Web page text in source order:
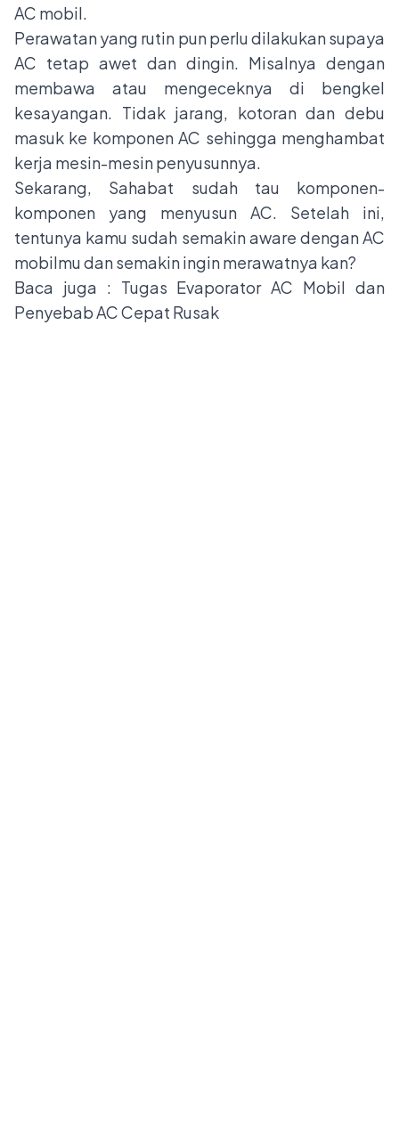
AC mobil.
Perawatan yang rutin pun perlu dilakukan supaya
AC tetap awet dan dingin. Misalnya dengan
membawa atau mengeceknya di bengkel
kesayangan. Tidak jarang, kotoran dan debu
masuk ke komponen AC sehingga menghambat
kerja mesin-mesin penyusunnya.
Sekarang, Sahabat sudah tau komponen-
komponen yang menyusun AC. Setelah ini,
tentunya kamu sudah semakin aware dengan AC
mobilmu dan semakin ingin merawatnya kan?
Baca juga : Tugas Evaporator AC Mobil dan
Penyebab AC Cepat Rusak